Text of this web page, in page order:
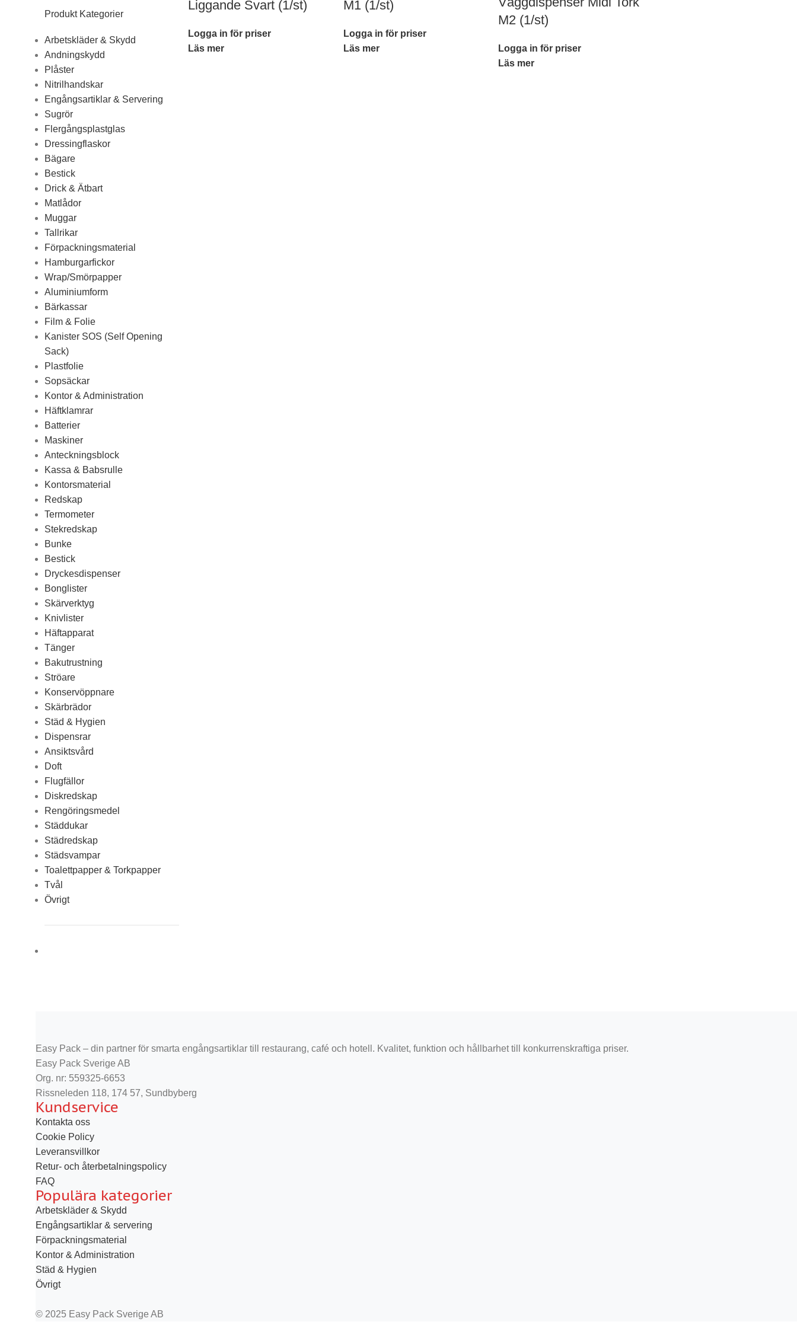
Produkt Kategorier
Arbetskläder & Skydd
Andningskydd
Plåster
Nitrilhandskar
Engångsartiklar & Servering
Sugrör
Flergångsplastglas
Dressingflaskor
Bägare
Bestick
Drick & Ätbart
Matlådor
Muggar
Tallrikar
Förpackningsmaterial
Hamburgarfickor
Wrap/Smörpapper
Aluminiumform
Bärkassar
Film & Folie
Kanister SOS (Self Opening
Sack)
Plastfolie
Sopsäckar
Kontor & Administration
Häftklamrar
Batterier
Maskiner
Anteckningsblock
Kassa & Babsrulle
Kontorsmaterial
Redskap
Termometer
Stekredskap
Bunke
Bestick
Dryckesdispenser
Bonglister
Skärverktyg
Knivlister
Häftapparat
Tänger
Bakutrustning
Ströare
Konservöppnare
Skärbrädor
Städ & Hygien
Dispensrar
Ansiktsvård
Doft
Flugfällor
Diskredskap
Rengöringsmedel
Städdukar
Städredskap
Städsvampar
Toalettpapper & Torkpapper
Tvål
Övrigt
Liggande Svart (1/st)
Logga in för priser
Läs mer
M1 (1/st)
Logga in för priser
Läs mer
M2 (1/st)
Logga in för priser
Läs mer
Easy Pack – din partner för smarta engångsartiklar till restaurang, café och hotell. Kvalitet, funktion och hållbarhet till konkurrenskraftiga priser.
Easy Pack Sverige AB
Org. nr: 559325-6653
Rissneleden 118, 174 57, Sundbyberg
Kundservice
Kontakta oss
Cookie Policy
Leveransvillkor
Retur- och återbetalningspolicy
FAQ
Populära kategorier
Arbetskläder & Skydd
Engångsartiklar & servering
Förpackningsmaterial
Kontor & Administration
Städ & Hygien
Övrigt
© 2025 Easy Pack Sverige AB